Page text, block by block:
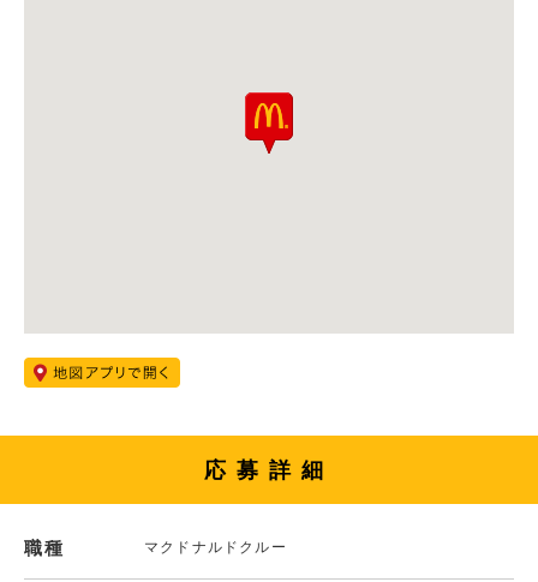
応募詳細
職種 マクドナルドクルー